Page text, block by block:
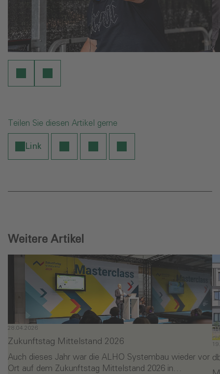
Teilen Sie diesen Artikel gerne
Link
Weitere Artikel
28.04.2026
Zukunftstag Mittelstand 2026
Auch dieses Jahr war die ALHO Systembau wieder vor
Ort auf dem Zukunftstag Mittelstand 2026 in…